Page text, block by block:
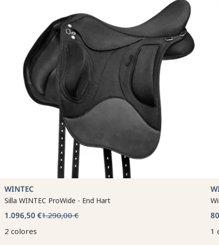
WINTEC
Silla WINTEC ProWide - End Hart
1.096,50 €1.290,00 €
2 colores
1